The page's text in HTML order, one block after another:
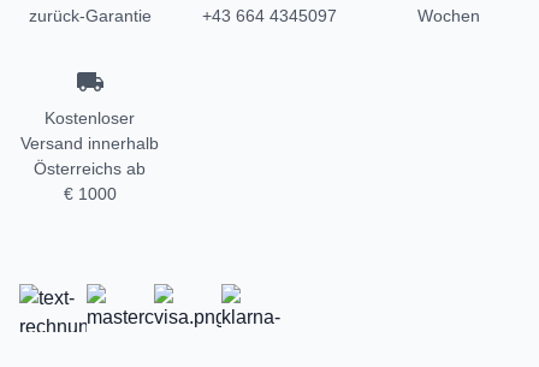
zurück-Garantie
+43 664 4345097
Wochen
Kostenloser
Versand innerhalb
Österreichs ab
€ 1000